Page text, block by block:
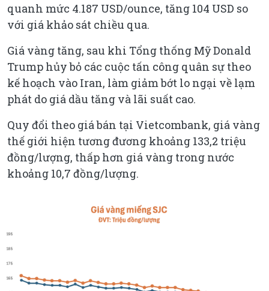
quanh mức 4.187 USD/ounce, tăng 104 USD so
với giá khảo sát chiều qua.
Giá vàng tăng, sau khi Tổng thống Mỹ Donald
Trump hủy bỏ các cuộc tấn công quân sự theo
kế hoạch vào Iran, làm giảm bớt lo ngại về lạm
phát do giá dầu tăng và lãi suất cao.
Quy đổi theo giá bán tại Vietcombank, giá vàng
thế giới hiện tương đương khoảng 133,2 triệu
đồng/lượng, thấp hơn giá vàng trong nước
khoảng 10,7 đồng/lượng.